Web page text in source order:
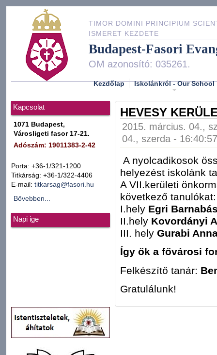
TIMOR DOMINI PRINCIPIUM
ISMERET KEZDETE
Budapest-Fasori
OM azonosító: 035261.
Kezdőlap Iskolánkról - Our School
Kapcsolat
1071 Budapest,
Városligeti fasor 17-21.
Adószám: 19011383-2-42
Porta: +36-1/321-1200
Titkárság: +36-1/322-4406
E-mail: titkarsag@fasori.hu
Bővebben...
Napi ige
HEVESY
2015. március. 04.,
04., szerda - 16:40:57
A nyolcadikosok
helyezést iskolánk
A VII.kerületi
következő tanulókat:
I.hely Egri
II.hely Kovordányi
III. hely Gurabi
Így ők a fővárosi
Felkészítő tanár:
Gratulálunk!